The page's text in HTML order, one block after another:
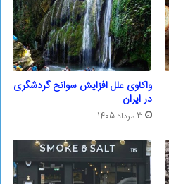
واکاوی علل افزایش سوانح گردشگری
در ایران
3 مرداد 1405